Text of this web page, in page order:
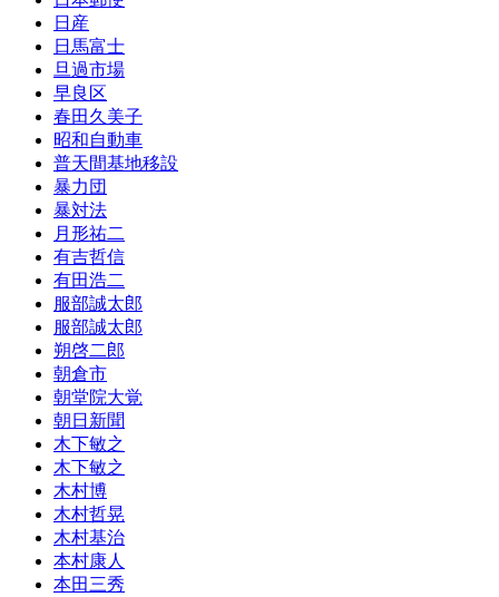
日産
日馬富士
旦過市場
早良区
春田久美子
昭和自動車
普天間基地移設
暴力団
暴対法
月形祐二
有吉哲信
有田浩二
服部誠太郎
服部誠太郎
朔啓二郎
朝倉市
朝堂院大覚
朝日新聞
木下敏之
木下敏之
木村博
木村哲晃
木村基治
本村康人
本田三秀